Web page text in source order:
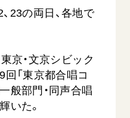
を促進
」の取り組み
』要旨
23の両日、各地で
京・文京シビック
「東京都合唱コ
般部門・同声合唱
いた。